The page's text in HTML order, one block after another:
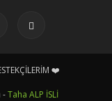
❤️
-Taha ALP İSLİ